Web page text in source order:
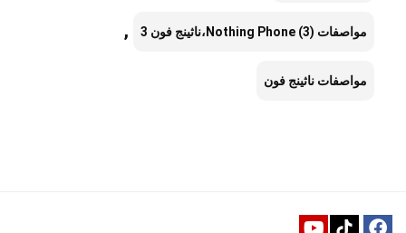
مواصفات Nothing Phone (3)،ناثينج فون 3 ,
مواصفات ناثينج فون